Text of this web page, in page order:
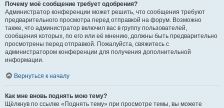
Почему моё сообщение требует одобрения?
Администратор конференции может решить, что сообщения требуют
предварительного просмотра перед отправкой на форум. Возможно
также, что администратор включил вас в группу пользователей,
сообщения которых, по его или её мнению, должны быть предварительно
просмотрены перед отправкой. Пожалуйста, свяжитесь с
администратором конференции для получения дополнительной
информации.
Вернуться к началу
Как мне вновь поднять мою тему?
Щёлкнув по ссылке «Поднять тему» при просмотре темы, вы можете